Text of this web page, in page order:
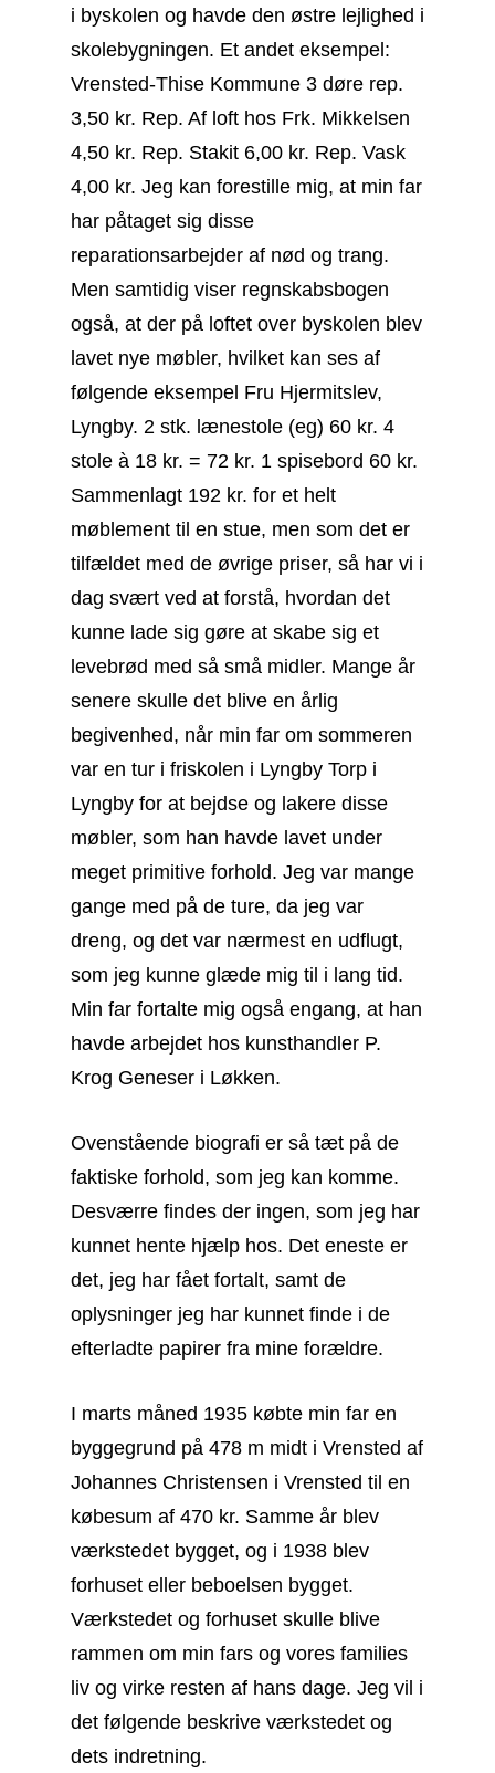
i byskolen og havde den østre lejlighed i
skolebygningen. Et andet eksempel:
Vrensted-Thise Kommune 3 døre rep.
3,50 kr. Rep. Af loft hos Frk. Mikkelsen
4,50 kr. Rep. Stakit 6,00 kr. Rep. Vask
4,00 kr. Jeg kan forestille mig, at min far
har påtaget sig disse
reparationsarbejder af nød og trang.
Men samtidig viser regnskabsbogen
også, at der på loftet over byskolen blev
lavet nye møbler, hvilket kan ses af
følgende eksempel Fru Hjermitslev,
Lyngby. 2 stk. lænestole (eg) 60 kr. 4
stole à 18 kr. = 72 kr. 1 spisebord 60 kr.
Sammenlagt 192 kr. for et helt
møblement til en stue, men som det er
tilfældet med de øvrige priser, så har vi i
dag svært ved at forstå, hvordan det
kunne lade sig gøre at skabe sig et
levebrød med så små midler. Mange år
senere skulle det blive en årlig
begivenhed, når min far om sommeren
var en tur i friskolen i Lyngby Torp i
Lyngby for at bejdse og lakere disse
møbler, som han havde lavet under
meget primitive forhold. Jeg var mange
gange med på de ture, da jeg var
dreng, og det var nærmest en udflugt,
som jeg kunne glæde mig til i lang tid.
Min far fortalte mig også engang, at han
havde arbejdet hos kunsthandler P.
Krog Geneser i Løkken.
Ovenstående biografi er så tæt på de
faktiske forhold, som jeg kan komme.
Desværre findes der ingen, som jeg har
kunnet hente hjælp hos. Det eneste er
det, jeg har fået fortalt, samt de
oplysninger jeg har kunnet finde i de
efterladte papirer fra mine forældre.
I marts måned 1935 købte min far en
byggegrund på 478 m midt i Vrensted af
Johannes Christensen i Vrensted til en
købesum af 470 kr. Samme år blev
værkstedet bygget, og i 1938 blev
forhuset eller beboelsen bygget.
Værkstedet og forhuset skulle blive
rammen om min fars og vores families
liv og virke resten af hans dage. Jeg vil i
det følgende beskrive værkstedet og
dets indretning.